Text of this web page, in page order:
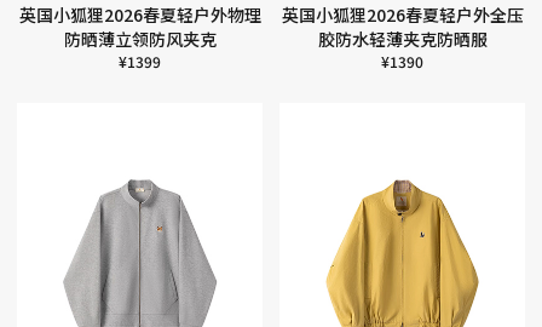
英国小狐狸2026春夏轻户外物理
防晒薄立领防风夹克
¥1399
英国小狐狸2026春夏轻户外全压
胶防水轻薄夹克防晒服
¥1390